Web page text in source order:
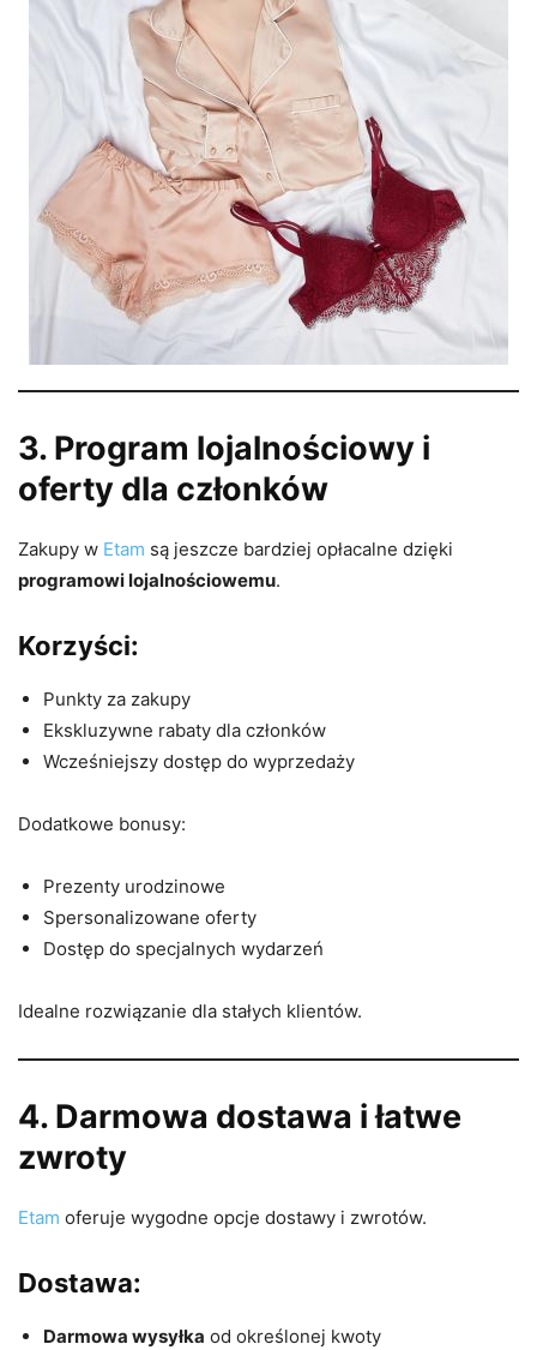
3. Program lojalnościowy i
oferty dla członków
Zakupy w Etam są jeszcze bardziej opłacalne dzięki
programowi lojalnościowemu.
Korzyści:
Punkty za zakupy
Ekskluzywne rabaty dla członków
Wcześniejszy dostęp do wyprzedaży
Dodatkowe bonusy:
Prezenty urodzinowe
Spersonalizowane oferty
Dostęp do specjalnych wydarzeń
Idealne rozwiązanie dla stałych klientów.
4. Darmowa dostawa i łatwe
zwroty
Etam oferuje wygodne opcje dostawy i zwrotów.
Dostawa:
Darmowa wysyłka od określonej kwoty